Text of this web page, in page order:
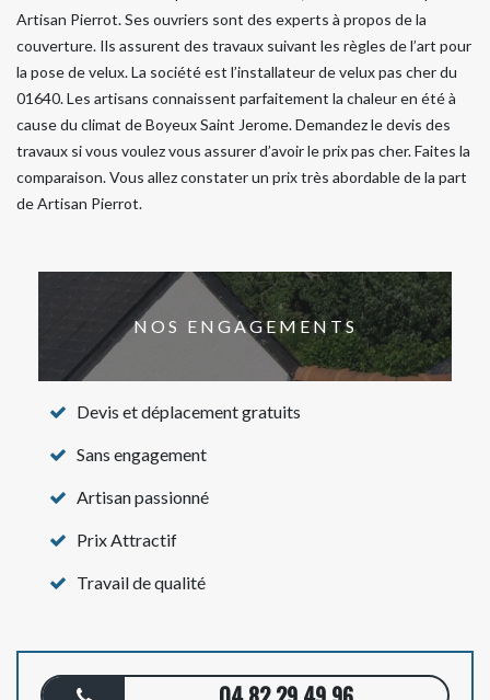
Artisan Pierrot. Ses ouvriers sont des experts à propos de la
couverture. Ils assurent des travaux suivant les règles de l’art pour
la pose de velux. La société est l’installateur de velux pas cher du
01640. Les artisans connaissent parfaitement la chaleur en été à
cause du climat de Boyeux Saint Jerome. Demandez le devis des
travaux si vous voulez vous assurer d’avoir le prix pas cher. Faites la
comparaison. Vous allez constater un prix très abordable de la part
de Artisan Pierrot.
NOS ENGAGEMENTS
Devis et déplacement gratuits
Sans engagement
Artisan passionné
Prix Attractif
Travail de qualité